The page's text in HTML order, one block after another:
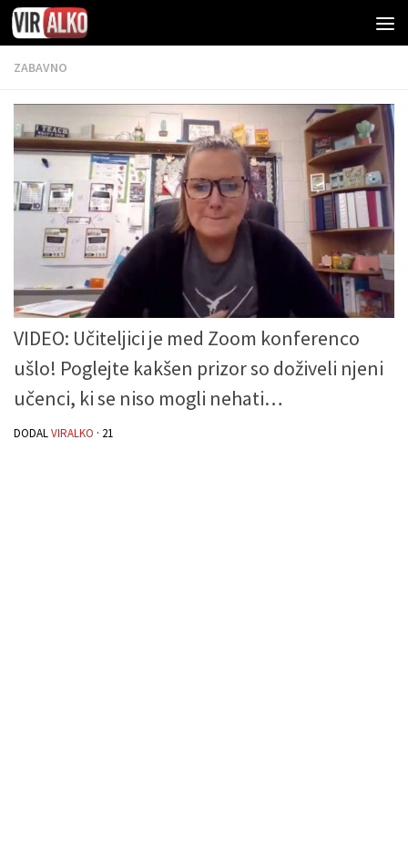
ZABAVNO
VIDEO: Učiteljici je med Zoom konferenco
ušlo! Poglejte kakšen prizor so doživeli njeni
učenci, ki se niso mogli nehati…
DODALVIRALKO · 21